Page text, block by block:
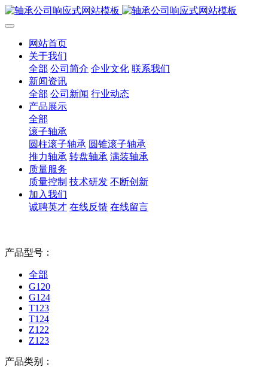
网站首页
关于我们
全部 公司简介 企业文化 联系我们
新闻资讯
全部 公司新闻 行业动态
产品展示
全部
滚子轴承
圆柱滚子轴承 圆锥滚子轴承
推力轴承 转盘轴承 满装轴承
质量服务
质量控制 技术研发 不断创新
加入我们
诚聘英才 在线反馈 在线留言
产品型号：
全部
G120
G124
T123
T124
Z122
Z123
产品类别：